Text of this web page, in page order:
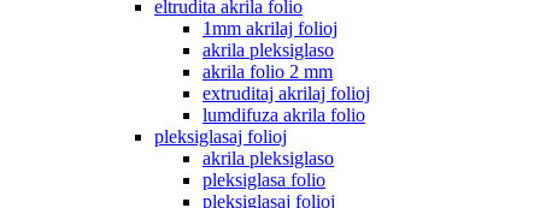
eltrudita akrila folio
1mm akrilaj folioj
akrila pleksiglaso
akrila folio 2 mm
extruditaj akrilaj folioj
lumdifuza akrila folio
pleksiglasaj folioj
akrila pleksiglaso
pleksiglasa folio
pleksiglasaj folioj